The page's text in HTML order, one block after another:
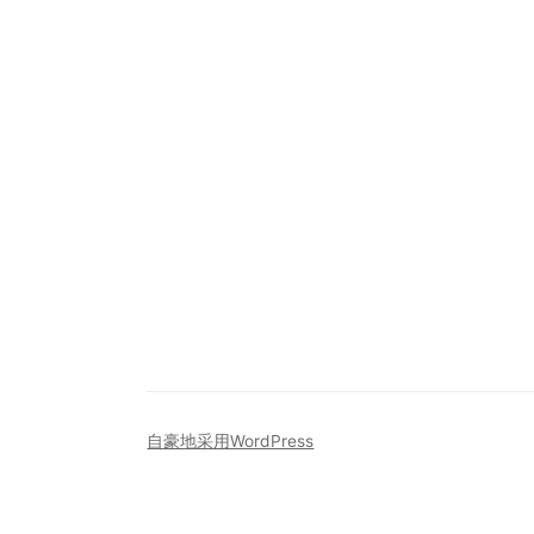
自豪地采用WordPress